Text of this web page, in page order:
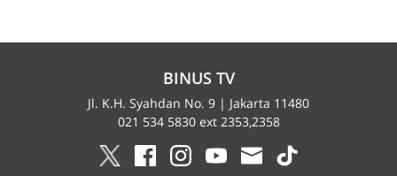
o
BINUS TV
Jl. K.H. Syahdan No. 9 | Jakarta 11480
021 534 5830 ext 2353,2358